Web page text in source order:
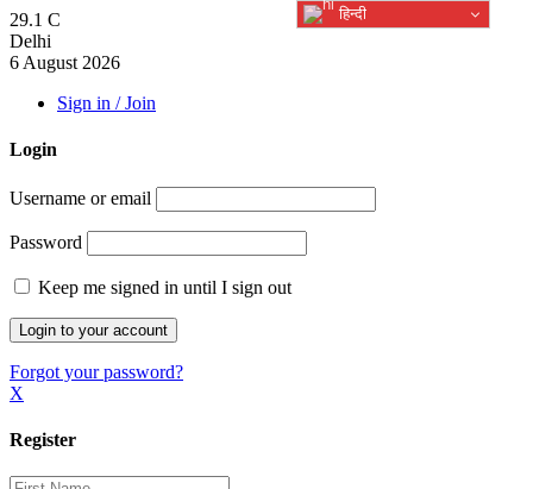
29.1 C
Delhi
6 August 2026
Sign in / Join
Login
Username or email
Password
Keep me signed in until I sign out
Forgot your password?
X
Register
हिन्दी